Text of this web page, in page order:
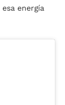
energía